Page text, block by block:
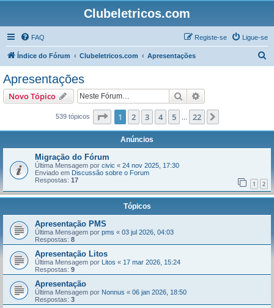
Clubeletricos.com
FAQ Ligue-se
Registe-se
Índice do Fórum Clubeletricos.com Apresentações
Apresentações
Novo Tópico Pesquisar
539 tópicos Página de 22
1 2 3 4 5 22
Anúncios
Migração do Fórum
Última Mensagem por civic « 24 nov 2025, 17:30
Enviado em Discussão sobre o Forum
Respostas: 17 1 2
Tópicos
Apresentação PMS
Última Mensagem por pms « 03 jul 2026, 04:03
Respostas: 8
Apresentação Litos
Última Mensagem por Litos « 17 mar 2026, 15:24
Respostas: 9
Apresentação
Última Mensagem por Nonnus « 06 jan 2026, 18:50
Respostas: 3